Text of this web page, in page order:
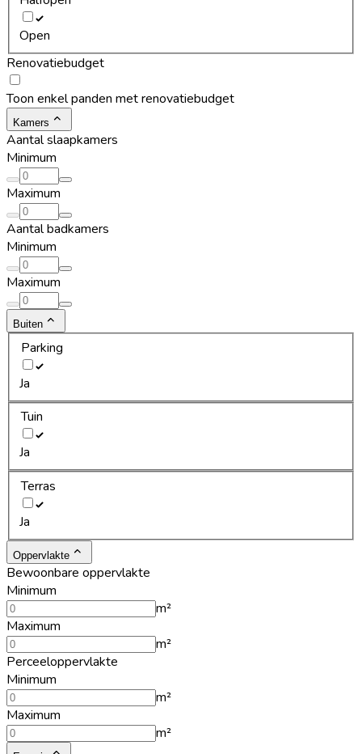
Open
Renovatiebudget
Toon enkel panden met renovatiebudget
Kamers
Aantal slaapkamers
Minimum
Maximum
Aantal badkamers
Minimum
Maximum
Buiten
Parking
Ja
Tuin
Ja
Terras
Ja
Oppervlakte
Bewoonbare oppervlakte
Minimum
m²
Maximum
m²
Perceeloppervlakte
Minimum
m²
Maximum
m²